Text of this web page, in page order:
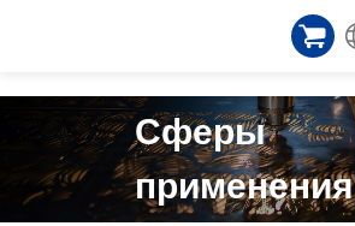
Сферы
применения